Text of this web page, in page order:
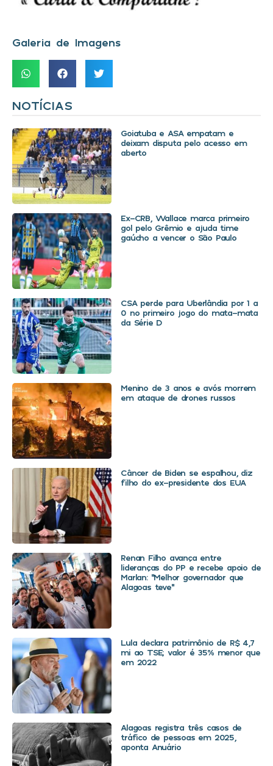
Galeria de Imagens
NOTÍCIAS
Goiatuba e ASA empatam e
deixam disputa pelo acesso em
aberto
Ex-CRB, Wallace marca primeiro
gol pelo Grêmio e ajuda time
gaúcho a vencer o São Paulo
CSA perde para Uberlândia por 1 a
0 no primeiro jogo do mata-mata
da Série D
Menino de 3 anos e avós morrem
em ataque de drones russos
Câncer de Biden se espalhou, diz
filho do ex-presidente dos EUA
Renan Filho avança entre
lideranças do PP e recebe apoio de
Marlan: “Melhor governador que
Alagoas teve”
Lula declara patrimônio de R$ 4,7
mi ao TSE; valor é 35% menor que
em 2022
Alagoas registra três casos de
tráfico de pessoas em 2025,
aponta Anuário